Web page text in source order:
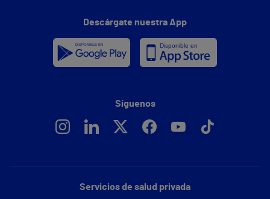
Servicios de salud privada
Descárgate nuestra App
Síguenos